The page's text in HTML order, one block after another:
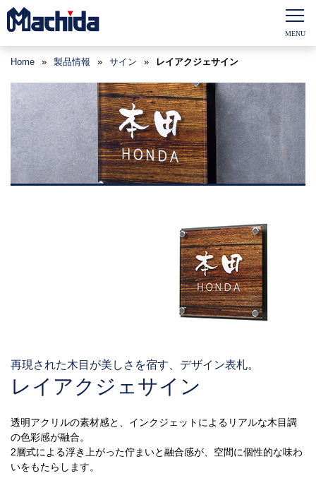
Home » 製品情報 » サイン » レイアクジェサイン
再現された木目が美しさを宿す、デザイン表札。
レイアクジェサイン
透明アクリルの素材感と、インクジェットによるリアルな木目調
の色彩感が融合。
2層式による浮き上がった佇まいと融合感が、空間に個性的な味わ
いをもたらします。